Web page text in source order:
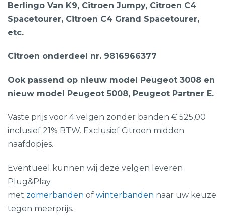
Berlingo Van K9, Citroen Jumpy, Citroen C4
Spacetourer, Citroen C4 Grand Spacetourer,
etc.
Citroen onderdeel nr. 9816966377
Ook passend op nieuw model Peugeot 3008 en
nieuw model Peugeot 5008, Peugeot Partner E.
Vaste prijs voor 4 velgen zonder banden € 525,00
inclusief 21% BTW. Exclusief Citroen midden
naafdopjes.
Eventueel kunnen wij deze velgen leveren
Plug&Play
met zomerbanden of winterbanden naar uw keuze
tegen meerprijs.